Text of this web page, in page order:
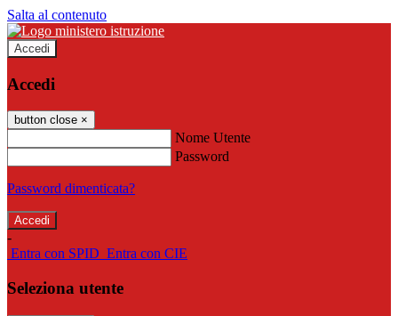
Salta al contenuto
Accedi
Accedi
button close ×
Nome Utente
Password
Password dimenticata?
-
Entra con SPID Entra con CIE
Seleziona utente